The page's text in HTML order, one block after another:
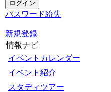
パスワード紛失
新規登録
情報ナビ
イベントカレンダー
イベント紹介
スタディツアー